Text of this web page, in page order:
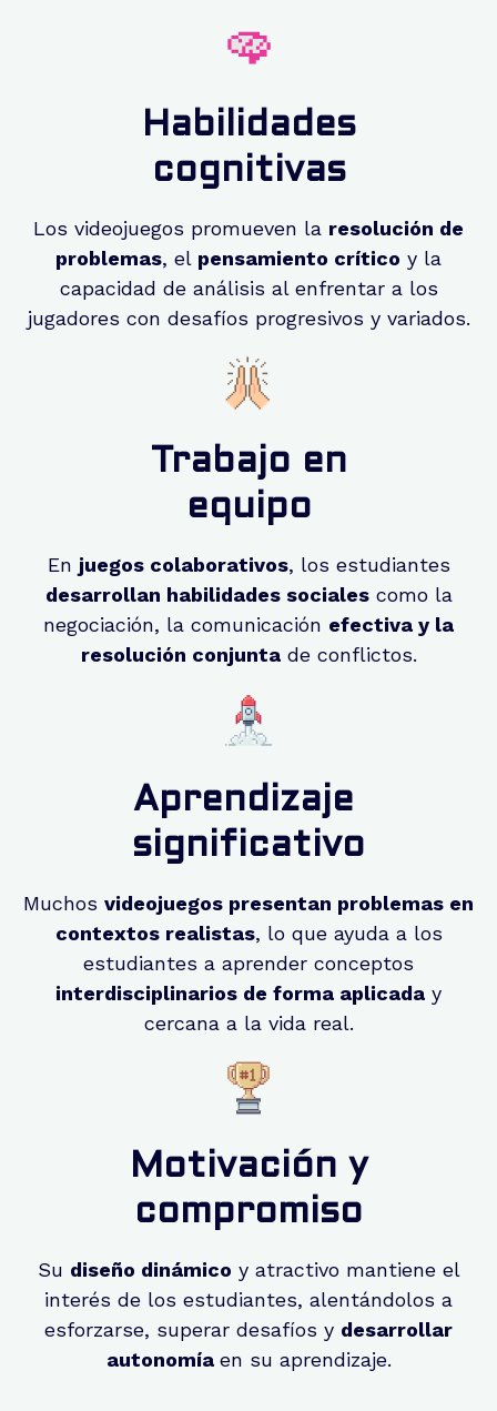
Habilidades
cognitivas
Los videojuegos promueven la resolución de
problemas, el pensamiento crítico y la
capacidad de análisis al enfrentar a los
jugadores con desafíos progresivos y variados.
Trabajo en
equipo
En juegos colaborativos, los estudiantes
desarrollan habilidades socialescomo la
negociación, la comunicación efectiva y la
resolución conjuntade conflictos.
Aprendizaje
significativo
Muchos videojuegos presentan problemas en
contextos realistas, lo que ayuda a los
estudiantes a aprender conceptos
interdisciplinarios de forma aplicada y
cercana a la vida real.
Motivación y
compromiso
Su diseño dinámico y atractivo mantiene el
interés de los estudiantes, alentándolos a
esforzarse, superar desafíos y desarrollar
autonomía en su aprendizaje​.